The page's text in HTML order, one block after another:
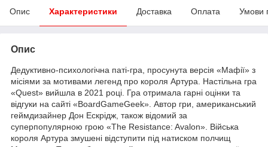
Опис Характеристики Доставка Оплата Умови
Опис
Дедуктивно-психологічна паті-гра, просунута версія «Мафії» з
місіями за мотивами легенд про короля Артура. Настільна гра
«Quest» вийшла в 2021 році. Гра отримала гарні оцінки та
відгуки на сайті «BoardGameGeek». Автор гри, американський
геймдизайнер Дон Ескрідж, також відомий за
суперпопулярною грою «The Resistance: Avalon». Війська
короля Артура змушені відступити під натиском полчищ